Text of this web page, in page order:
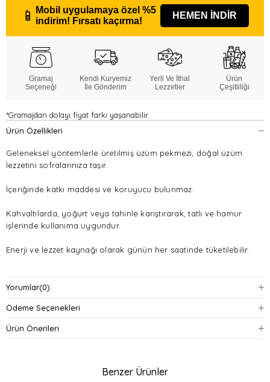
📱 Mobil uygulamaya özel %5
indirim! Fırsatı kaçırma!
HEMEN İNDİR
Gramaj
Seçeneği
Kendi Kuryemiz
İle Gönderim
Yerli Ve İthal
Lezzetler
Ürün
Çeşitliliği
*Gramajdan dolayı fiyat farkı yaşanabilir.
Ürün Özellikleri
Geleneksel yöntemlerle üretilmiş üzüm pekmezi, doğal üzüm
lezzetini sofralarınıza taşır.
İçeriğinde katkı maddesi ve koruyucu bulunmaz.
Kahvaltılarda, yoğurt veya tahinle karıştırarak, tatlı ve hamur
işlerinde kullanıma uygundur.
Enerji ve lezzet kaynağı olarak günün her saatinde tüketilebilir.
korur.
Üretiminde özenle seçilen üzümler kullanılır ve hijyenik koşullarda
Yorumlar(0)
Ödeme Seçenekleri
Ürün Önerileri
Benzer Ürünler